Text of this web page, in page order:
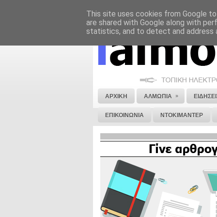
ΝΟΜΙΚΗ ΣΗΜΕΙΩΣΗ ΔΙΑΦΗΜΙΣΗ
ΑΡΧΙΚΗ ΑΛΜΩΠΙΑ »
ΕΠΙΚΟΙΝΩΝΙΑ ΝΤΟΚΙΜΑΝΤΕΡ
This site uses cookies from Google
are shared with Google along with
statistics, and to detect and address